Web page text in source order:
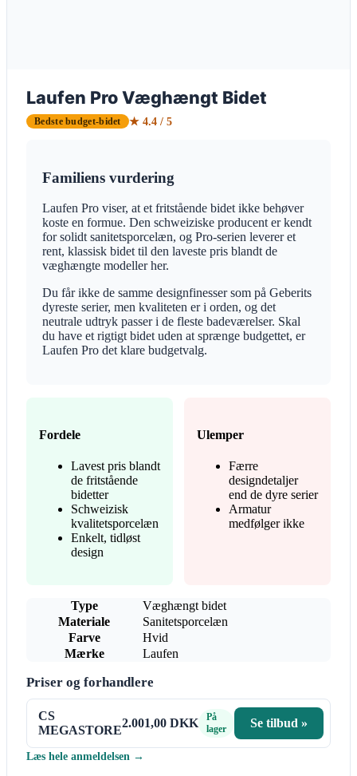
Laufen Pro Væghængt Bidet
Bedste budget-bidet ★ 4.4 / 5
Familiens vurdering
Laufen Pro viser, at et fritstående bidet ikke behøver
koste en formue. Den schweiziske producent er kendt
for solidt sanitetsporcelæn, og Pro-serien leverer et
rent, klassisk bidet til den laveste pris blandt de
væghængte modeller her.
Du får ikke de samme designfinesser som på Geberits
dyreste serier, men kvaliteten er i orden, og det
neutrale udtryk passer i de fleste badeværelser. Skal
du have et rigtigt bidet uden at sprænge budgettet, er
Laufen Pro det klare budgetvalg.
Fordele
Lavest pris blandt
de fritstående
bidetter
Schweizisk
kvalitetsporcelæn
Enkelt, tidløst
design
Ulemper
Færre
designdetaljer
end de dyre serier
Armatur
medfølger ikke
Type
Væghængt bidet
Materiale
Sanitetsporcelæn
Farve
Hvid
Mærke
Laufen
Priser og forhandlere
CS
MEGASTORE
2.001,00 DKK
På
lager
Se tilbud »
Læs hele anmeldelsen →